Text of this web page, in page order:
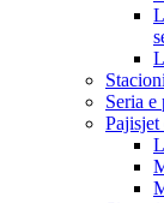
Seria
Pajisjet